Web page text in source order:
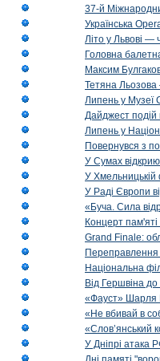
37-й
Українська
Літо у Львові —
Головна
Максим
Тетяна
Липень у Музеї
Дайджест подій
Липень у
Повернувся з
У Сумах
У Хмельницькій
У Раді Європи
«Буча. Сила
Концерт
Grand Finale:
Переправлення
Національна
Від Гершвіна
«Фауст» Шарля
«Не вбивай в
«Слов’янський
У Дніпрі атака